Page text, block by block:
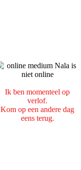
Ik ben momenteel op
verlof.
Kom op een andere dag
eens terug.